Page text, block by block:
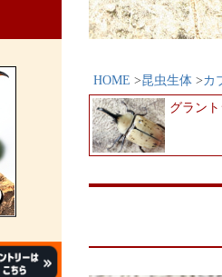
HOME 昆虫生体 カ
グラン